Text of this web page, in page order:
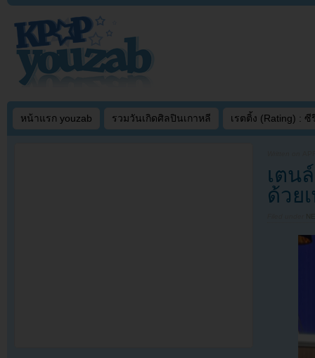
หน้าแรก youzab รวมวันเกิดศิลปินเกาหลี เรตติ้ง (Rating) : ซี
เตน
ด้วย